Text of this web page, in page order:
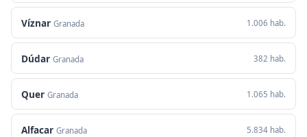
Víznar Granada 1.006 hab.
Dúdar Granada 382 hab.
Quer Granada 1.065 hab.
Alfacar Granada 5.834 hab.